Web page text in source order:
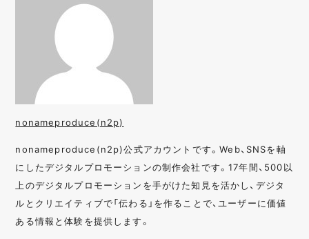
nonameproduce(n2p)
nonameproduce(n2p)公式アカウントです。Web、SNSを軸
にしたデジタルプロモーションの制作会社です。17年間、500以
上のデジタルプロモーションを手がけた知見を活かし、デジタ
ルとクリエイティブで「伝わる」を作ることで、ユーザーに価値
ある情報と体験を提供します。